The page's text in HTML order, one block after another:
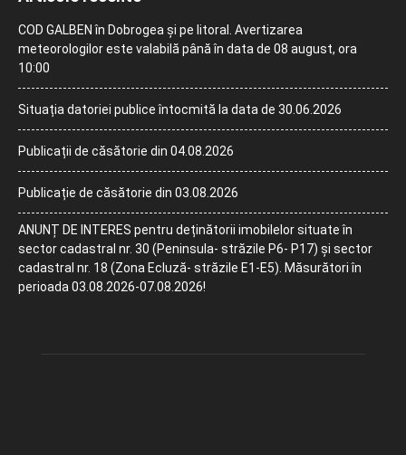
COD GALBEN în Dobrogea și pe litoral. Avertizarea
meteorologilor este valabilă până în data de 08 august, ora
10:00
Situația datoriei publice întocmită la data de 30.06.2026
Publicații de căsătorie din 04.08.2026
Publicație de căsătorie din 03.08.2026
ANUNȚ DE INTERES pentru deținătorii imobilelor situate în
sector cadastral nr. 30 (Peninsula- străzile P6- P17) și sector
cadastral nr. 18 (Zona Ecluză- străzile E1-E5). Măsurători în
perioada 03.08.2026-07.08.2026!